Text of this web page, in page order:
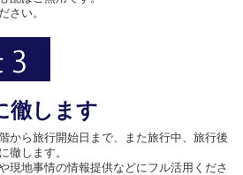
さい。
徹します
から旅行開始日まで、また旅行中、旅行後
徹します。
現地事情の情報提供などにフル活用くださ